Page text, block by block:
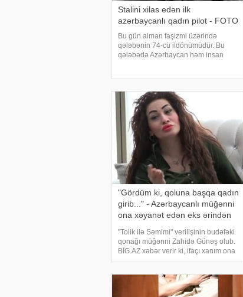
Stalini xilas edən ilk
azərbaycanlı qadın pilot - FOTO
Bu gün alman faşizmi üzərində
qələbənin 74-cü ildönümüdür. Bu
qələbədə Azərbaycan həm insan
bahasına qələbə üçü
"Gördüm ki, qoluna başqa qadın
girib..." - Azərbaycanlı müğənni
ona xəyanət edən eks ərindən
"Tolik ilə Səmimi" verilişinin budəfəki
qonağı müğənni Zahidə Günəş olub.
BİG.AZ xəbər verir ki, ifaçı xanım ona
xəyanət edən eks həyat yoldaşından
məhz xəyanət olub:. "Restoran